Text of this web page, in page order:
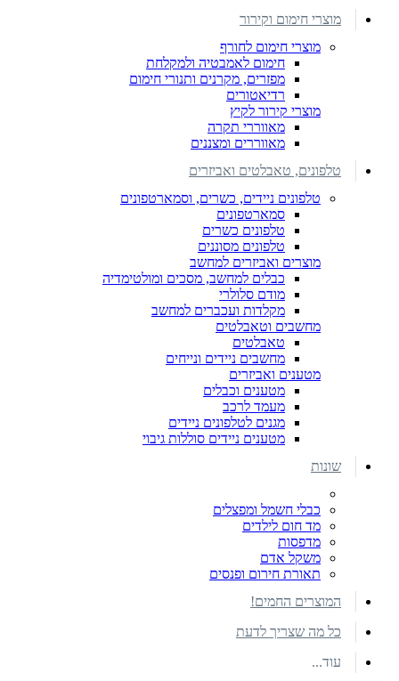
מוצרי חימום וקירור
מוצרי חימום לחורף
חימום לאמבטיה ולמקלחת
מפזרים, מקרנים ותנורי חימום
רדיאטורים
מוצרי קירור לקיץ
מאווררי תקרה
מאווררים ומצננים
טלפונים, טאבלטים ואביזרים
טלפונים ניידים, כשרים, וסמארטפונים
סמארטפונים
טלפונים כשרים
טלפונים מסוננים
מוצרים ואביזרים למחשב
כבלים למחשב, מסכים ומולטימדיה
מודם סלולרי
מקלדות ועכברים למחשב
מחשבים וטאבלטים
טאבלטים
מחשבים ניידים ונייחים
מטענים ואביזרים
מטענים וכבלים
מעמד לרכב
מגנים לטלפונים ניידים
מטענים ניידים סוללות גיבוי
שונות
כבלי חשמל ומפצלים
מד חום לילדים
מדפסות
משקל אדם
תאורת חירום ופנסים
המוצרים החמים!
כל מה שצריך לדעת
עוד...